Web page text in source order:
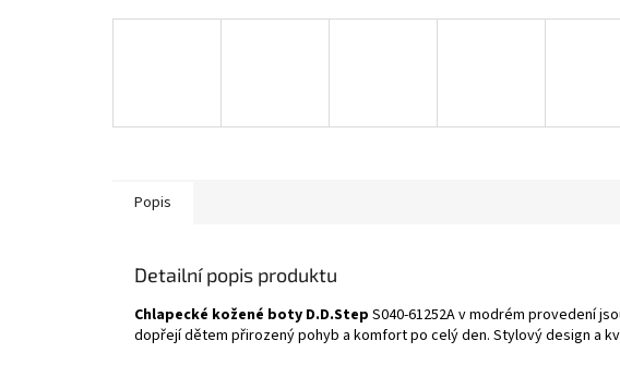
Popis
Detailní popis produktu
Chlapecké kožené boty D.D.Step S040-61252A v modrém provedení
dopřejí dětem přirozený pohyb a komfort po celý den. Stylový design a